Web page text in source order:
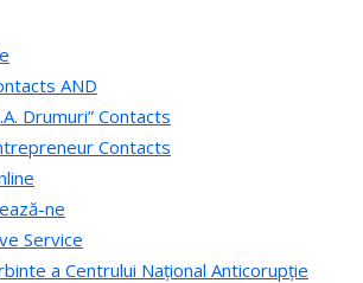
AND
Drumuri” Contacts
Contacts
ne
Service
a Centrului Național Anticorupție